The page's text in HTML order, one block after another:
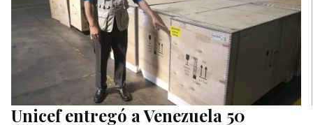
Unicef entregó a Venezuela 50